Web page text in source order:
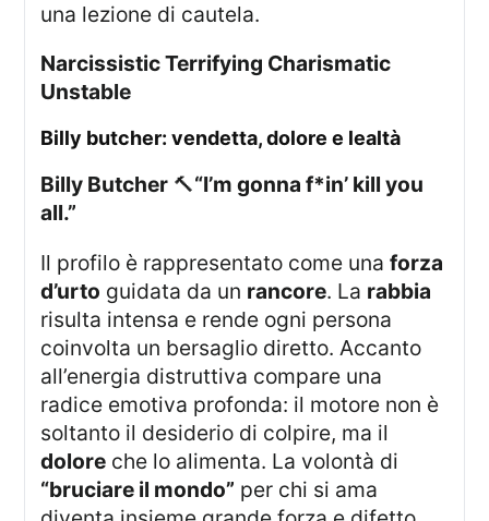
una lezione di cautela.
Narcissistic Terrifying Charismatic
Unstable
billy butcher: vendetta, dolore e lealtà
Billy Butcher 🔨“I’m gonna f*in’ kill you
all.”
Il profilo è rappresentato come unaforza
d’urto guidata da un rancore. La rabbia
risulta intensa e rende ogni persona
coinvolta un bersaglio diretto. Accanto
all’energia distruttiva compare una
radice emotiva profonda: il motore non è
soltanto il desiderio di colpire, ma il
dolore che lo alimenta. La volontà di
“bruciare il mondo” per chi si ama